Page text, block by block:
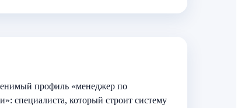
профиль «менеджер по
специалиста, который строит систему